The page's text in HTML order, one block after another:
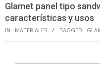
Glamet panel tipo
características y usos
IN: MATERIALES TAGGED: